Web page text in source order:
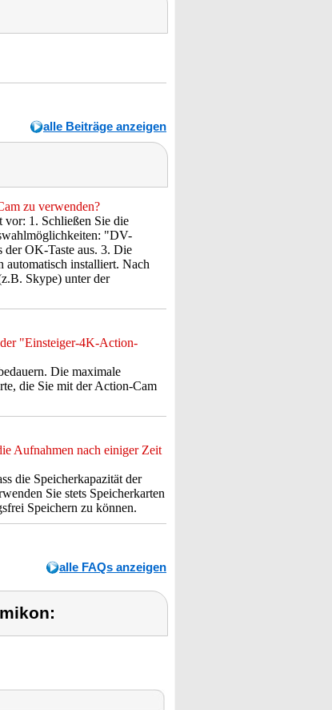
alle Beiträge anzeigen
zu verwenden?
1. Schließen Sie die
"DV-
OK-Taste aus. 3. Die
automatisch installiert. Nach
Skype) unter der
"Einsteiger-4K-Action-
Die maximale
die Sie mit der Action-Cam
Aufnahmen nach einiger Zeit
die Speicherkapazität der
Sie stets Speicherkarten
Speichern zu können.
alle FAQs anzeigen